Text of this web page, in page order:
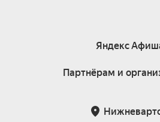
Яндекс
Справка
Подарочные
Партнёрам и